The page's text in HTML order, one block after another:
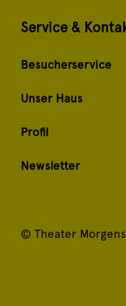
Service &
Besucherservice
Unser Haus
Profil
Newsletter
© Theater